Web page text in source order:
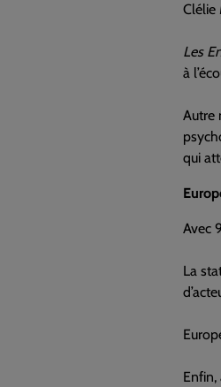
Clélie
Les
à
Autre
qui
Avec
La
Enfin,